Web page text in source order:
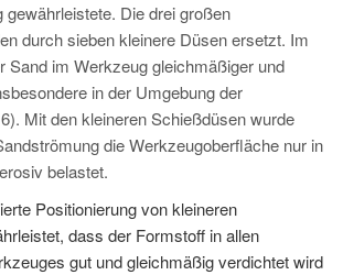
gewährleistete. Die drei großen
durch sieben kleinere Düsen ersetzt. Im
Sand im Werkzeug gleichmäßiger und
in der Umgebung der
Mit den kleineren Schießdüsen wurde
die Werkzeugoberfläche nur in
belastet.